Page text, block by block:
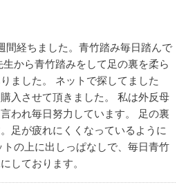
間経ちました。青竹踏み毎日踏んで
から青竹踏みをして足の裏を柔ら
ました。
ネットで探してました
入させて頂きました。
私は外反母
われ毎日努力しています。
足の裏
足が疲れにくくなっているように
トの上に出しっぱなしで、毎日青竹
しております。